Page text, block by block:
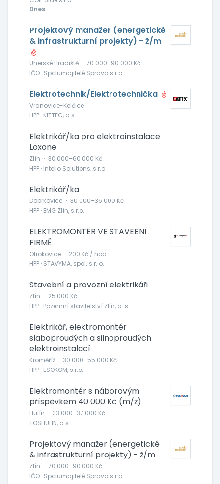
Dnes
Projektový manažer (energetické
& infrastrukturní projekty) - ž/m
Uherské Hradiště · 70 000–90 000 Kč
IČO · Spolumajitelé Správa s.r.o.
Elektrotechnik/Elektrotechnička
Vranovice-Kelčice
HPP · KITTEC, a.s.
Elektrikář/ka pro elektroinstalace
Loxone
Zlín · 30 000–60 000 Kč
HPP · Intelio Solutions, s.r.o.
Elektrikář/ka
Dobrkovice · 30 000–36 000 Kč
HPP · EMG Zlín, s.r.o.
ELEKTROMONTÉR VE STAVEBNÍ
FIRMĚ
Otrokovice · 200 Kč / hod.
HPP · STAVYMA, spol. s r. o.
Stavební a provozní elektrikáři
Zlín · 25 000 Kč
HPP · Pozemní stavitelství Zlín, a. s.
Elektrikář, elektromontér
slaboproudých a silnoproudých
elektroinstalací
Kroměříž · 30 000–55 000 Kč
HPP · ESOKOM, s.r.o.
Elektromontér s náborovým
příspěvkem 40 000 Kč (m/ž)
Hulín · 33 000–37 000 Kč
TOSHULIN, a.s.
Projektový manažer (energetické
& infrastrukturní projekty) - ž/m
Zlín · 70 000–90 000 Kč
IČO · Spolumajitelé Správa s.r.o.